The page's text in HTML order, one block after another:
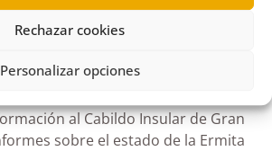
Rechazar cookies
Personalizar opciones
al Cabildo Insular de Gran
sobre el estado de la Ermita